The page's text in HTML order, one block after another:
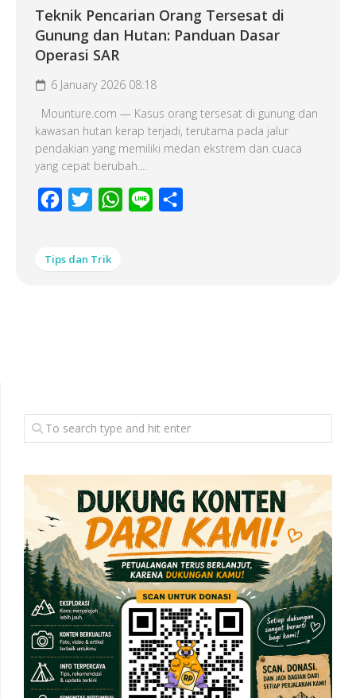
Teknik Pencarian Orang Tersesat di
Gunung dan Hutan: Panduan Dasar
Operasi SAR
6 January 2026 08:18
Mounture.com — Kasus orang tersesat di gunung dan
kawasan hutan kerap terjadi, terutama pada jalur
pendakian yang memiliki medan ekstrem dan cuaca
yang cepat berubah....
Facebook
Twitter WhatsApp
Line
Tips dan Trik